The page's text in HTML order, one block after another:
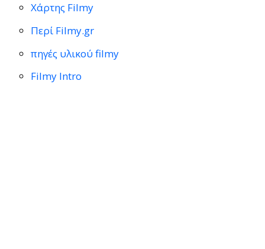
Χάρτης Filmy
Περί Filmy.gr
πηγές υλικού filmy
Filmy Intro